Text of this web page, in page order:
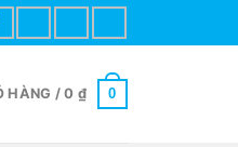
HÀNG /0 ₫ 0